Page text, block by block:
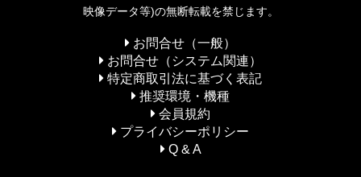
映像データ等)の無断転載を禁じます。
お問合せ（一般）
お問合せ（システム関連）
特定商取引法に基づく表記
推奨環境・機種
会員規約
プライバシーポリシー
Q & A